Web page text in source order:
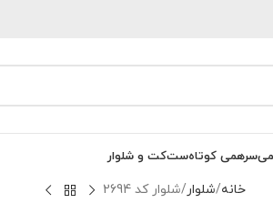
سرهمی کوتاهستکت و شلوار
خانه شلوار شلوار کد 2694